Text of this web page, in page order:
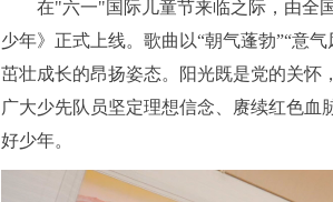
在"六一"国际儿童节来临之际，由全
少年》正式上线。歌曲以“朝气蓬勃”“意
茁壮成长的昂扬姿态。阳光既是党的关怀
广大少先队员坚定理想信念、赓续红色
好少年。